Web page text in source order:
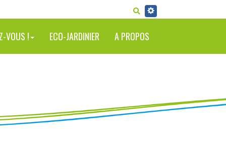
RECHERCHER
VOUS ! ECO-JARDINIER A PROPOS